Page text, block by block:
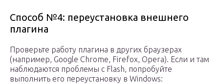
Способ №4: переустановка внешнего
плагина
Проверьте работу плагина в других браузерах
(например, Google Chrome, Firefox, Opera). Если и там
наблюдаются проблемы с Flash, попробуйте
выполнить его переустановку в Windows: